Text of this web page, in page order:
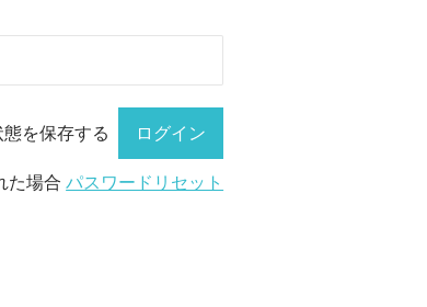
態を保存する
た場合パスワードリセット